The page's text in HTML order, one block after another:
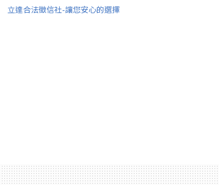
立達合法徵信社-讓您安心的選擇